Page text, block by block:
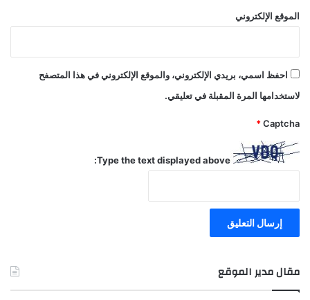
الموقع الإلكتروني
احفظ اسمي، بريدي الإلكتروني، والموقع الإلكتروني في هذا المتصفح
لاستخدامها المرة المقبلة في تعليقي.
Captcha
*
Type the text displayed above:
مقال مدير الموقع